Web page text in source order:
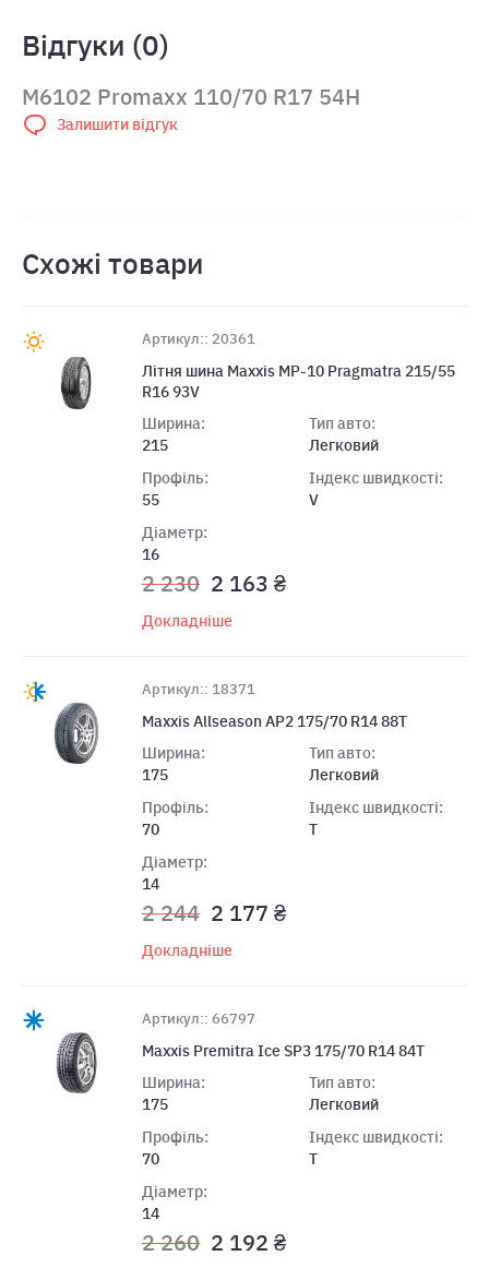
Відгуки (0)
M6102 Promaxx 110/70 R17 54H
Залишити відгук
Схожі товари
Артикул:: 20361
Літня шина Maxxis MP-10 Pragmatra 215/55
R16 93V
Ширина:
215
Профіль:
55
Діаметр:
16
Тип авто:
Легковий
Індекс швидкості:
V
2 230 2 163 ₴
Докладніше
Артикул:: 18371
Maxxis Allseason AP2 175/70 R14 88T
Ширина:
175
Профіль:
70
Діаметр:
14
Тип авто:
Легковий
Індекс швидкості:
T
2 244 2 177 ₴
Докладніше
Артикул:: 66797
Maxxis Premitra Ice SP3 175/70 R14 84T
Ширина:
175
Профіль:
70
Діаметр:
14
Тип авто:
Легковий
Індекс швидкості:
T
2 260 2 192 ₴